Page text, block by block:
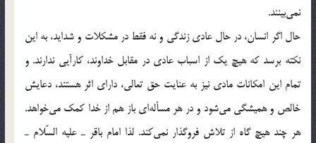
نمي‌بينند.
حال اگر انسان، در حال عادي زندگي و نه فقط در مشكلات و شدايد،‌ به اين
نكته برسد كه هيچ يك از اسباب عادي در مقابل خداوند، كارآيي ندارند. و
تمام اين امكانات مادي نيز به عنايت حق تعالي، ‌داراي اثر هستند، دعايش
خالص و هميشگي مي‌شود و در هر مسأله‌اي باز هم از خدا كمك مي‌خواهد.
هر چند هيچ گاه از تلاش فروگذار نمي‌كند. لذا امام باقر ـ عليه السّلام ـ